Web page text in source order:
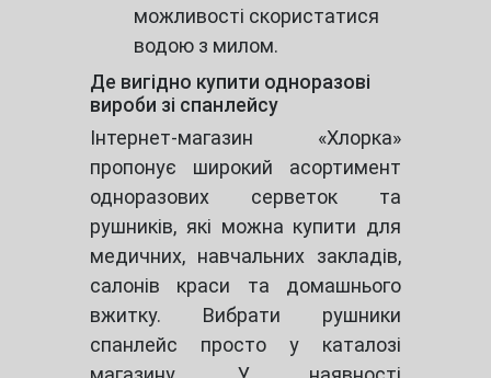
можливості скористатися
водою з милом.
Де вигідно купити одноразові
вироби зі спанлейсу
Інтернет-магазин «Хлорка»
пропонує широкий асортимент
одноразових серветок та
рушників, які можна купити для
медичних, навчальних закладів,
салонів краси та домашнього
вжитку. Вибрати рушники
спанлейс просто у каталозі